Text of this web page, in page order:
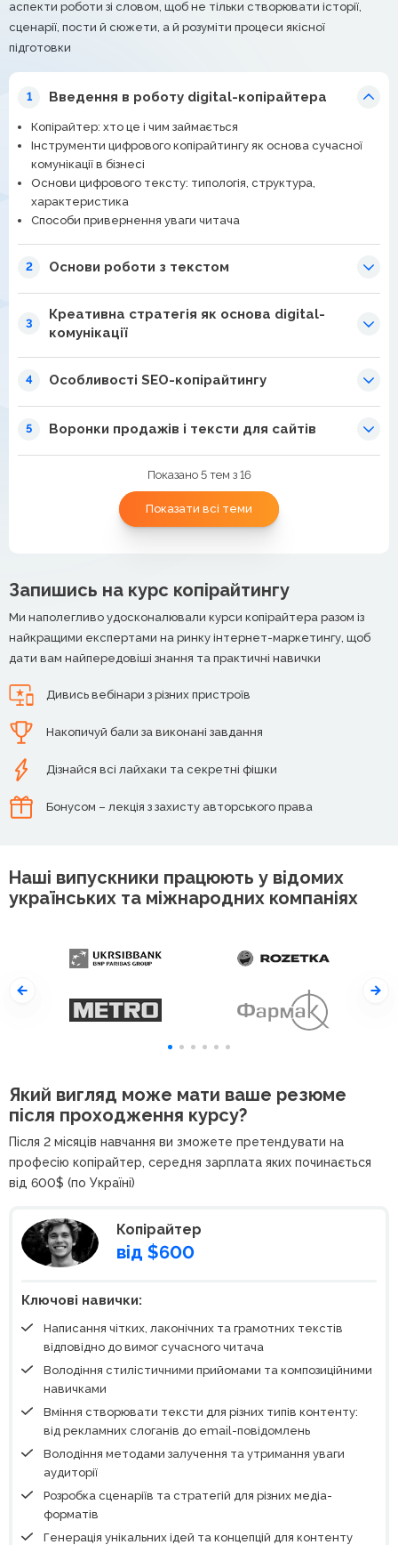
аспекти роботи зі словом, щоб не тільки створювати історії,
сценарії, пости й сюжети, а й розуміти процеси якісної
підготовки
1 Введення в роботу digital-копірайтера
Копірайтер: хто це і чим займається
Інструменти цифрового копірайтингу як основа сучасної
комунікації в бізнесі
Основи цифрового тексту: типологія, структура,
характеристика
Способи привернення уваги читача
2 Основи роботи з текстом
3
Креативна стратегія як основа digital-
комунікації
4 Особливості SEO-копірайтингу
5 Воронки продажів і тексти для сайтів
Показано 5 тем з 16
Показати всі теми
Запишись на курс копірайтингу
Ми наполегливо удосконалювали курси копірайтера разом із
найкращими експертами на ринку інтернет-маркетингу, щоб
дати вам найпередовіші знання та практичні навички
Дивись вебінари з різних пристроїв
Накопичуй бали за виконані завдання
Дізнайся всі лайхаки та секретні фішки
Бонусом – лекція з захисту авторського права
Наші випускники працюють у відомих
українських та міжнародних компаніях
Який вигляд може мати ваше резюме
після проходження курсу?
Після 2 місяців навчання ви зможете претендувати на
професію копірайтер, середня зарплата яких починається
від 600$ (по Україні)
Копірайтер
від $600
Ключові навички:
Написання чітких, лаконічних та грамотних текстів
відповідно до вимог сучасного читача
Володіння стилістичними прийомами та композиційними
навичками
Вміння створювати тексти для різних типів контенту:
від рекламних слоганів до email-повідомлень
Володіння методами залучення та утримання уваги
аудиторії
Розробка сценаріїв та стратегій для різних медіа-
форматів
Генерація унікальних ідей та концепцій для контенту